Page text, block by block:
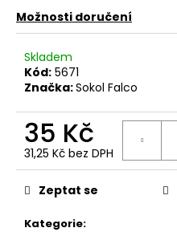
Možnosti doručení
Skladem
Kód: 5671
Značka:Sokol Falco
35 Kč
31,25 Kč bez DPH
Měrná
cena:
Kategorie:
Zeptat se
D
o
p
o
č
u
e
m